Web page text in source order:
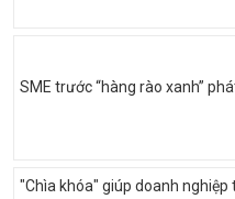
SME trước “hàng rào xanh”
"Chìa khóa" giúp doanh